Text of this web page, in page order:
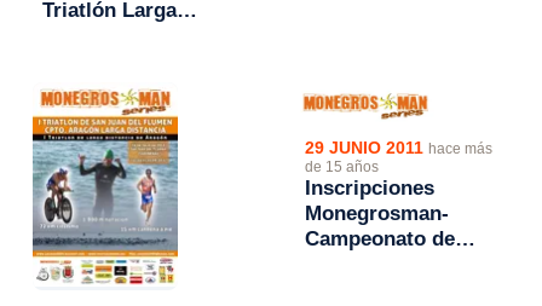
Triatlón Larga
Monegrosman
29 JUNIO 2011 hace más
de 15 años
Inscripciones
Monegrosman-
Campeonato de